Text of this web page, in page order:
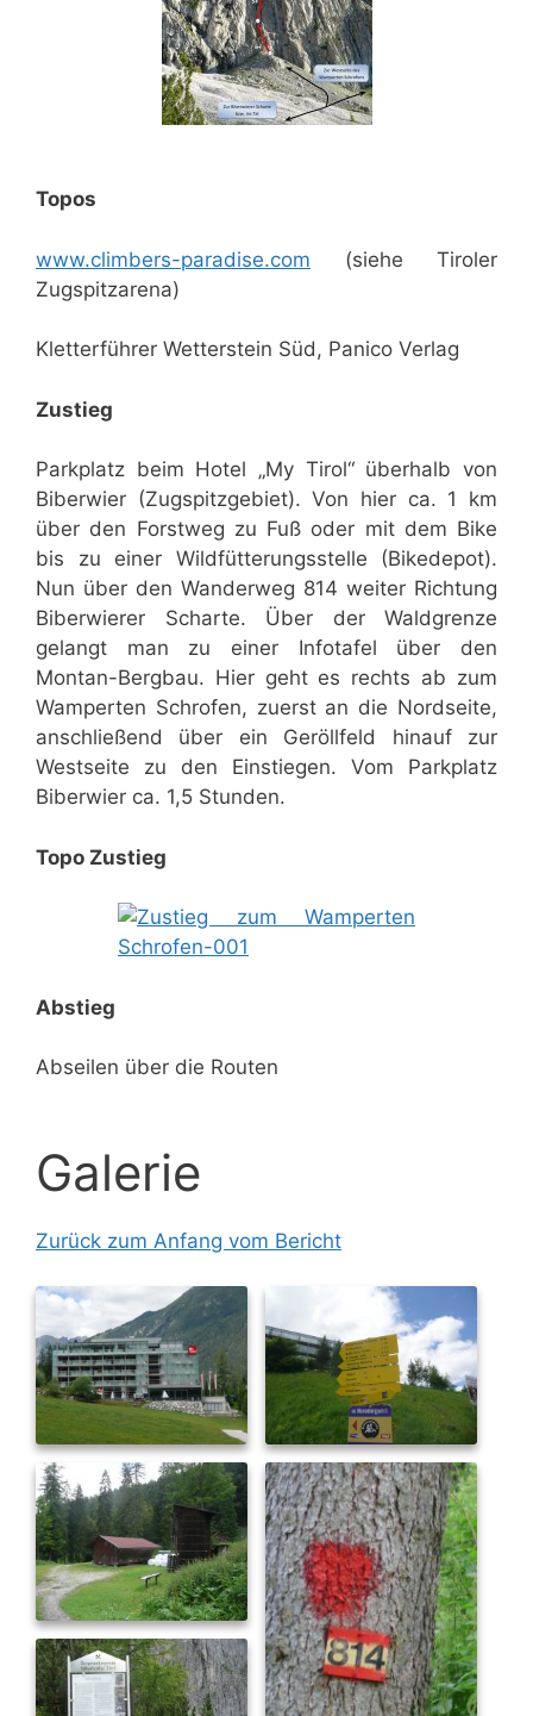
Topos
www.climbers-paradise.com (siehe Tiroler
Zugspitzarena)
Kletterführer Wetterstein Süd, Panico Verlag
Zustieg
Parkplatz beim Hotel „My Tirol“ überhalb von
Biberwier (Zugspitzgebiet). Von hier ca. 1 km
über den Forstweg zu Fuß oder mit dem Bike
bis zu einer Wildfütterungsstelle (Bikedepot).
Nun über den Wanderweg 814 weiter Richtung
Biberwierer Scharte. Über der Waldgrenze
gelangt man zu einer Infotafel über den
Montan-Bergbau. Hier geht es rechts ab zum
Wamperten Schrofen, zuerst an die Nordseite,
anschließend über ein Geröllfeld hinauf zur
Westseite zu den Einstiegen. Vom Parkplatz
Biberwier ca. 1,5 Stunden.
Topo Zustieg
Abstieg
Abseilen über die Routen
Galerie
Zurück zum Anfang vom Bericht